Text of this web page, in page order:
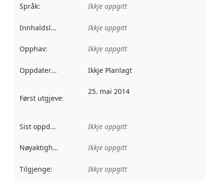
Språk: Ikkje oppgitt
Innhaldsleverandørar :
Ikkje oppgitt
Opphav: Ikkje oppgitt
Oppdateringsfrekvens :
Ikkje Planlagt
Først utgjeve:
25. mai 2014
Sist oppdatert Ikkje oppgitt
Nøyaktigheit Ikkje oppgitt
Tilgjenge: Ikkje oppgitt